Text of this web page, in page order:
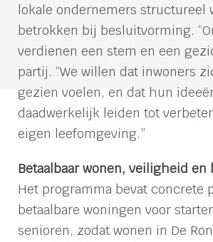
lokale ondernemers structureel
betrokken bij besluitvorming.
verdienen een stem en een
partij. “We willen dat inwoners
gezien voelen, en dat hun
daadwerkelijk leiden tot
eigen leefomgeving.”
Betaalbaar wonen, veiligheid en
Het programma bevat concrete
betaalbare woningen voor
senioren, zodat wonen in De